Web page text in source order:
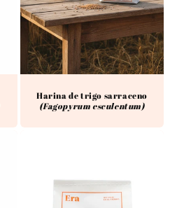
Harina de trigo sarraceno
(Fagopyrum esculentum)